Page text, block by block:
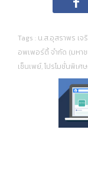
Tags : น.ส.อุสราพร เ
อพเพอร์ตี้ จำกัด (มหา
เซ็นเพย์,โปรโมชั่นพิเศ